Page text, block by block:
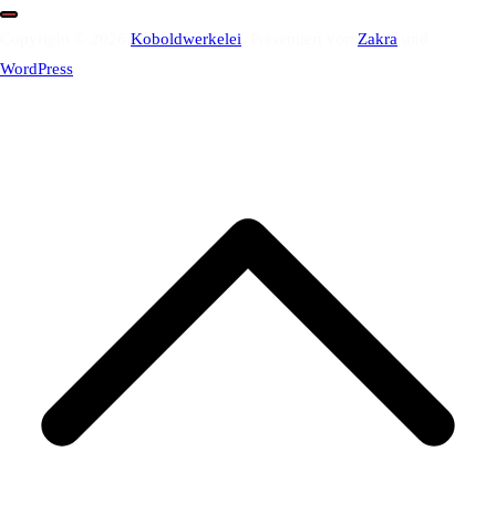
Koboldwerkelei Zakra
WordPress